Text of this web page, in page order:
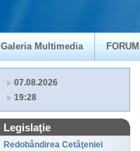
Galeria Multimedia FORUM
07.08.2026
19:28
Legislaţie
Redobândirea Cetăţeniei